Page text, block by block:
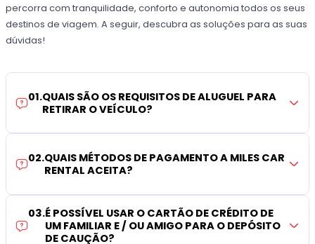
percorra com tranquilidade, conforto e autonomia todos os seus
destinos de viagem. A seguir, descubra as soluções para as suas
dúvidas!
01.QUAIS SÃO OS REQUISITOS DE ALUGUEL PARA
RETIRAR O VEÍCULO?
02.QUAIS MÉTODOS DE PAGAMENTO A MILES CAR
RENTAL ACEITA?
03.É POSSÍVEL USAR O CARTÃO DE CRÉDITO DE
UM FAMILIAR E / OU AMIGO PARA O DEPÓSITO
DE CAUÇÃO?